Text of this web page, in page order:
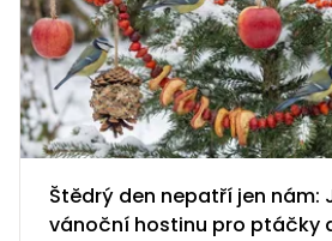
Štědrý den nepatří jen nám:
vánoční hostinu pro ptáčky